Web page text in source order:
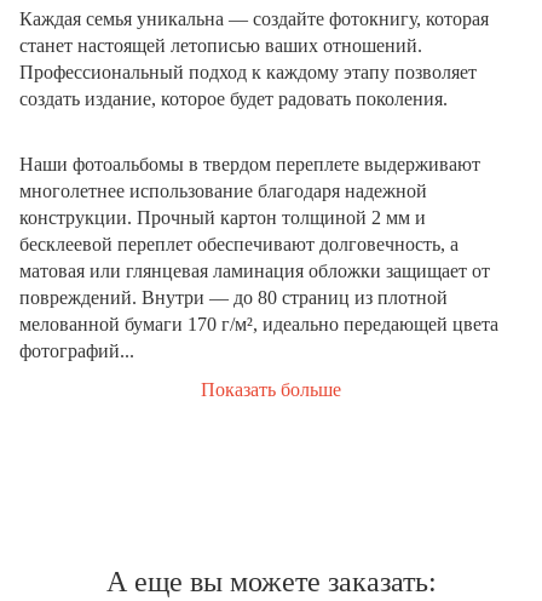
Каждая семья уникальна — создайте фотокнигу, которая
станет настоящей летописью ваших отношений.
Профессиональный подход к каждому этапу позволяет
создать издание, которое будет радовать поколения.
Наши фотоальбомы в твердом переплете выдерживают
многолетнее использование благодаря надежной
конструкции. Прочный картон толщиной 2 мм и
бесклеевой переплет обеспечивают долговечность, а
матовая или глянцевая ламинация обложки защищает от
повреждений. Внутри — до 80 страниц из плотной
мелованной бумаги 170 г/м², идеально передающей цвета
фотографий...
Показать больше
А еще вы можете заказать: